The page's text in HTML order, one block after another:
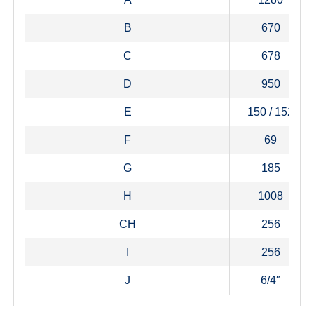
B 670
C 678
D 950
E 150 / 152
F 69
G 185
H 1008
CH 256
256
J 6/4″